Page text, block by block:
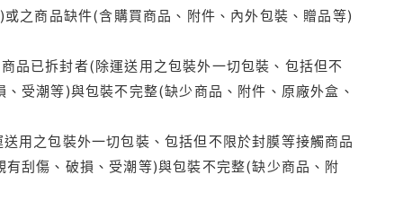
之商品缺件(含購買商品、附件、內外包裝、贈品等)
品已拆封者(除運送用之包裝外一切包裝、包括但不
受潮等)與包裝不完整(缺少商品、附件、原廠外盒、
用之包裝外一切包裝、包括但不限於封膜等接觸商品
刮傷、破損、受潮等)與包裝不完整(缺少商品、附